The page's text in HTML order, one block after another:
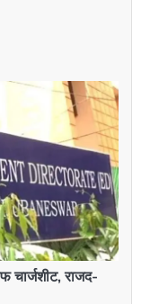
चार्जशीट, राजद-